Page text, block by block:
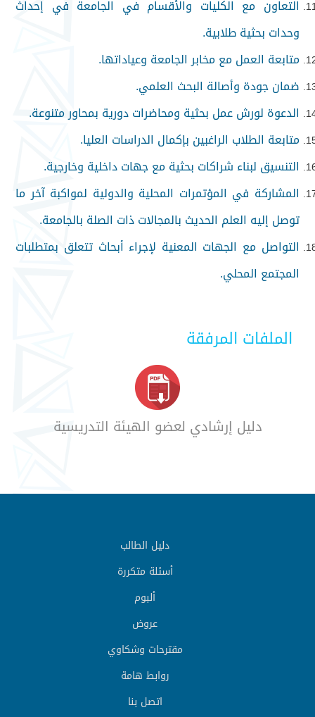
التعاون مع الكليات والأقسام في الجامعة في إحداث
وحدات بحثية طلابية.
متابعة العمل مع مخابر الجامعة وعياداتها.
ضمان جودة وأصالة البحث العلمي.
الدعوة لورش عمل بحثية ومحاضرات دورية بمحاور متنوعة.
متابعة الطلاب الراغبين بإكمال الدراسات العليا.
التنسيق لبناء شراكات بحثية مع جهات داخلية وخارجية.
المشاركة في المؤتمرات المحلية والدولية لمواكبة آخر ما
توصل إليه العلم الحديث بالمجالات ذات الصلة بالجامعة.
التواصل مع الجهات المعنية لإجراء أبحاث تتعلق بمتطلبات
المجتمع المحلي.
الملفات المرفقة
دليل إرشادي لعضو الهيئة التدريسية
دليل الطالب
أسئلة متكررة
ألبوم
عروض
مقترحات وشكاوي
روابط هامة
اتصل بنا